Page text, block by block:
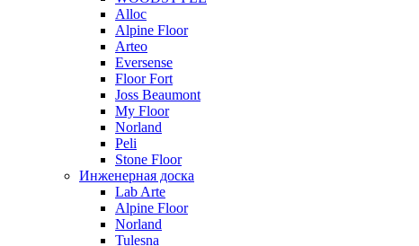
Alloc
Alpine Floor
Arteo
Eversense
Floor Fort
Joss Beaumont
My Floor
Norland
Peli
Stone Floor
Инженерная доска
Lab Arte
Alpine Floor
Norland
Tulesna